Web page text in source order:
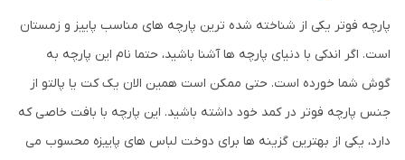
پارچه فوتر یکی از شناخته شده ترین پارچه های مناسب پاییز و زمستان
است. اگر اندکی با دنیای پارچه ها آشنا باشید، حتما نام این پارچه به
گوش شما خورده است. حتی ممکن است همین الان یک کت یا پالتو از
جنس پارچه فوتر در کمد خود داشته باشید. این پارچه با بافت خاصی که
دارد، یکی از بهترین گزینه ها برای دوخت لباس های پاییزه محسوب می